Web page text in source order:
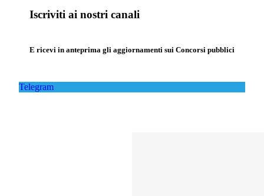
Iscriviti ai nostri canali
E ricevi in anteprima gli aggiornamenti sui Concorsi pubblici
Telegram